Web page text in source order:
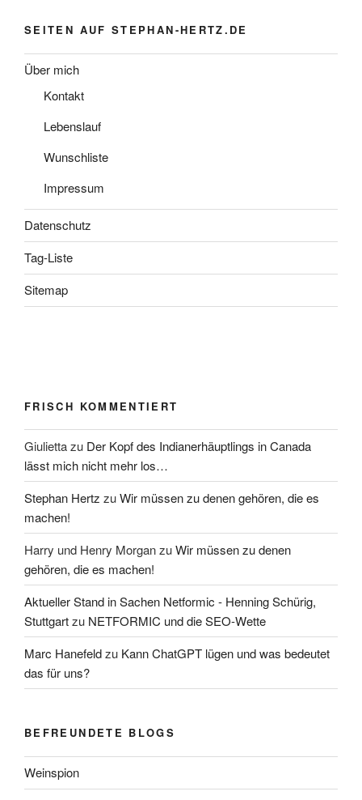
SEITEN AUF STEPHAN-HERTZ.DE
Über mich
Kontakt
Lebenslauf
Wunschliste
Impressum
Datenschutz
Tag-Liste
Sitemap
FRISCH KOMMENTIERT
Giuliettazu Der Kopf des Indianerhäuptlings in Canada
lässt mich nicht mehr los…
Stephan Hertz zuWir müssen zu denen gehören, die es
machen!
Harry und Henry MorganzuWir müssen zu denen
gehören, die es machen!
Aktueller Stand in Sachen Netformic - Henning Schürig,
Stuttgartzu NETFORMIC und die SEO-Wette
Marc Hanefeldzu Kann ChatGPT lügen und was bedeutet
das für uns?
BEFREUNDETE BLOGS
Weinspion